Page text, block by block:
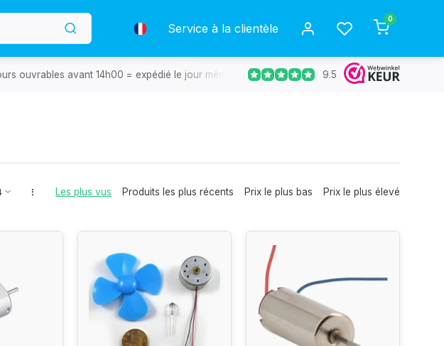
Service à la clientèle
0
ouvrables avant 14h00 = expédié le jour même. Retours gratuits 30 jours de
9.5
Les plus vus Produits les plus récents Prix le plus bas Prix le plus élevé